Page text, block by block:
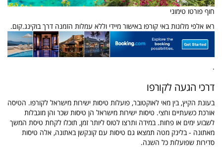
חוף פורטו טימוני
ראו אלפי מלונות באי קורפו באישור מיידי וללא עמלות הזמנה דרך בוקינג.קום.
.
דרכי הגעה לקורפו
בעונת הקיץ, בין מאי לאוקטובר, פועלות טיסות ישירות מישראל לקורפו. הטיסה
אורכת כשעתיים וחצי. טיסות ישירות מישראל הן טיסות שכר והן מוגבלות
לשבוע ימים או פחות. במידה ותרצו לטוס ליותר זמן, תוכלו לקחת טיסת המשך
מאתונה - בלינק מטה תמצאו גם טיסות עם קונקשן באתונה, אלה טיסות
סדירות שפועלות כל השנה.